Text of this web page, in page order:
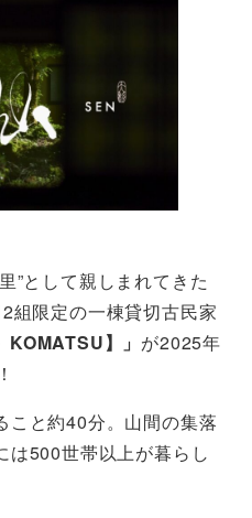
”として親しまれてきた
組限定の一棟貸切古民家
】」 が2025年
こと約40分。山間の集落
は500世帯以上が暮らし